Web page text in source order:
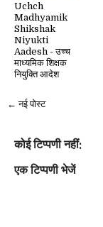
Uchch
Madhyamik
Shikshak
Niyukti
Aadesh - उच्च
माध्यमिक शिक्षक
नियुक्ति आदेश
← नई पोस्ट
कोई टिप्पणी नहीं:
एक टिप्पणी भेजें